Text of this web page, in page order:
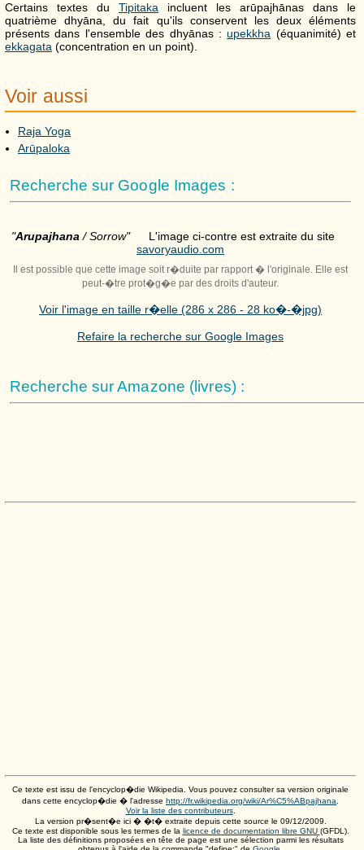
Certains textes du Tipitaka incluent les arūpajhānas dans le
quatrième dhyāna, du fait qu'ils conservent les deux éléments
présents dans l'ensemble des dhyānas :upekkha (équanimité) et
ekkagata (concentration en un point).
Voir aussi
Raja Yoga
Arūpaloka
Recherche sur Google Images :
"Arupajhana / Sorrow"
L'image ci-contre est extraite du site
savoryaudio.com
Il est possible que cette image soit r�duite par rapport � l'originale. Elle est
peut-�tre prot�g�e par des droits d'auteur.
Voir l'image en taille r�elle (286 x 286 - 28 ko�-�jpg)
Refaire la recherche sur Google Images
Recherche sur Amazone (livres) :
Ce texte est issu de l'encyclop�die Wikipedia. Vous pouvez consulter sa version originale
dans cette encyclop�die � l'adresse http://fr.wikipedia.org/wiki/Ar%C5%ABpajhana
Voir la liste des contributeurs.
La version pr�sent�e ici � �t� extraite depuis cette source le 09/12/2009
Ce texte est disponible sous les termes de la licence de documentation libre GNU (GFDL).
La liste des définitions proposées en tête de page est une sélection parmi les résultats